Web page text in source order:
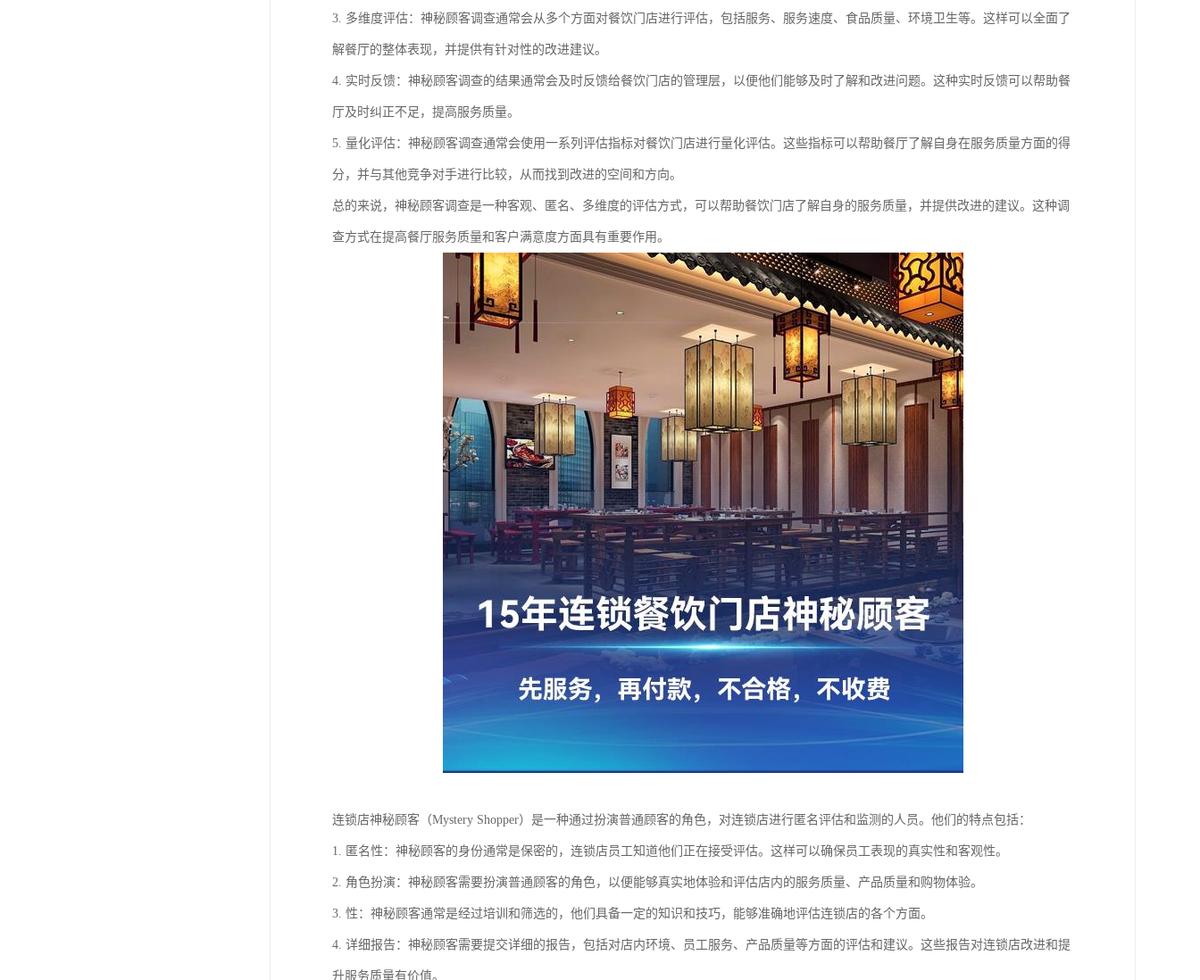
3. 多维度评估：神秘顾客调查通常会从多个方面对餐饮门店进行评估，包括服务、服务速度、食品质量、环境卫生等。这样可以全面了
解餐厅的整体表现，并提供有针对性的改进建议。
4. 实时反馈：神秘顾客调查的结果通常会及时反馈给餐饮门店的管理层，以便他们能够及时了解和改进问题。这种实时反馈可以帮助餐
厅及时纠正不足，提高服务质量。
5. 量化评估：神秘顾客调查通常会使用一系列评估指标对餐饮门店进行量化评估。这些指标可以帮助餐厅了解自身在服务质量方面的得
分，并与其他竞争对手进行比较，从而找到改进的空间和方向。
总的来说，神秘顾客调查是一种客观、匿名、多维度的评估方式，可以帮助餐饮门店了解自身的服务质量，并提供改进的建议。这种调
查方式在提高餐厅服务质量和客户满意度方面具有重要作用。
连锁店神秘顾客（Mystery Shopper）是一种通过扮演普通顾客的角色，对连锁店进行匿名评估和监测的人员。他们的特点包括：
1. 匿名性：神秘顾客的身份通常是保密的，连锁店员工知道他们正在接受评估。这样可以确保员工表现的真实性和客观性。
2. 角色扮演：神秘顾客需要扮演普通顾客的角色，以便能够真实地体验和评估店内的服务质量、产品质量和购物体验。
3. 性：神秘顾客通常是经过培训和筛选的，他们具备一定的知识和技巧，能够准确地评估连锁店的各个方面。
4. 详细报告：神秘顾客需要提交详细的报告，包括对店内环境、员工服务、产品质量等方面的评估和建议。这些报告对连锁店改进和提
升服务质量有价值。